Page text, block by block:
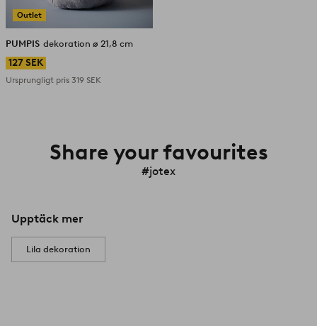
Outlet
PUMPIS dekoration ø 21,8 cm
127 SEK
Ursprungligt pris 319 SEK
Share your favourites
#jotex
Upptäck mer
Lila dekoration